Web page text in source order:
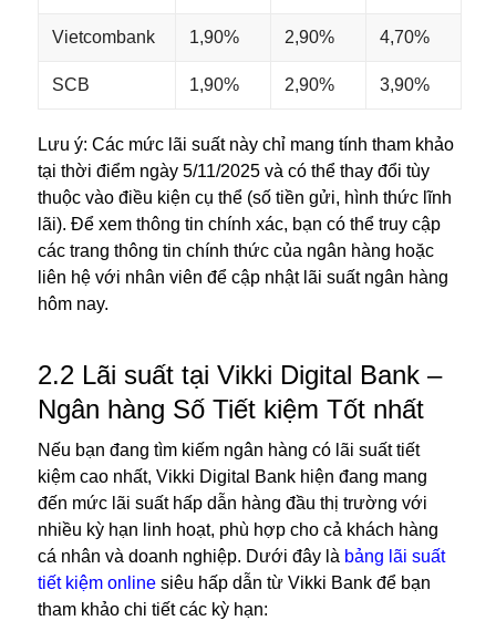
Vietcombank 1,90% 2,90% 4,70%
SCB 1,90% 2,90% 3,90%
Lưu ý: Các mức lãi suất này chỉ mang tính tham khảo
tại thời điểm ngày 5/11/2025 và có thể thay đổi tùy
thuộc vào điều kiện cụ thể (số tiền gửi, hình thức lĩnh
lãi). Để xem thông tin chính xác, bạn có thể truy cập
các trang thông tin chính thức của ngân hàng hoặc
liên hệ với nhân viên để cập nhật lãi suất ngân hàng
hôm nay.
2.2 Lãi suất tại Vikki Digital Bank –
Ngân hàng Số Tiết kiệm Tốt nhất
Nếu bạn đang tìm kiếm ngân hàng có lãi suất tiết
kiệm cao nhất, Vikki Digital Bank hiện đang mang
đến mức lãi suất hấp dẫn hàng đầu thị trường với
nhiều kỳ hạn linh hoạt, phù hợp cho cả khách hàng
cá nhân và doanh nghiệp. Dưới đây là bảng lãi suất
tiết kiệm onlinesiêu hấp dẫn từ Vikki Bank để bạn
tham khảo chi tiết các kỳ hạn: